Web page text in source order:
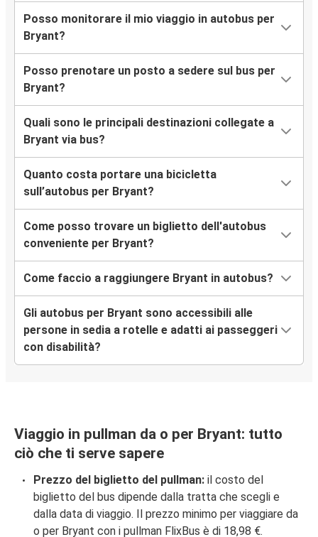
Posso monitorare il mio viaggio in autobus per
Bryant?
Posso prenotare un posto a sedere sul bus per
Bryant?
Quali sono le principali destinazioni collegate a
Bryant via bus?
Quanto costa portare una bicicletta
sull’autobus per Bryant?
Come posso trovare un biglietto dell'autobus
conveniente per Bryant?
Come faccio a raggiungere Bryant in autobus?
Gli autobus per Bryant sono accessibili alle
persone in sedia a rotelle e adatti ai passeggeri
con disabilità?
Viaggio in pullman da o per Bryant: tutto
ciò che ti serve sapere
Prezzo del biglietto del pullman: il costo del
biglietto del bus dipende dalla tratta che scegli e
dalla data di viaggio. Il prezzo minimo per viaggiare da
o per Bryant con i pullman FlixBus è di 18,98 €.